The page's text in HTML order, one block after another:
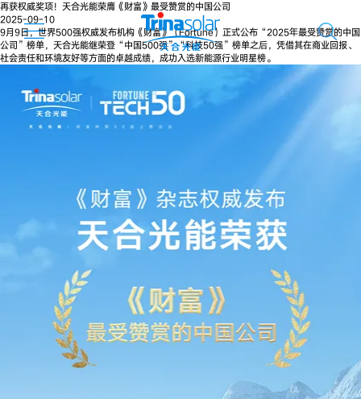
再获权威奖项！天合光能荣膺《财富》最受赞赏的中国公司
2025-09-10
9月9日，世界500强权威发布机构《财富》（Fortune）正式公布“2025年最受赞赏的中国
公司”榜单，天合光能继荣登“中国500强”“科技50强”榜单之后，凭借其在商业回报、
社会责任和环境友好等方面的卓越成绩，成功入选新能源行业明星榜。